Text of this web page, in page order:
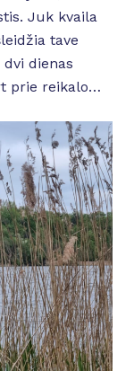
Juk kvaila
tave
dienas
prie reikalo…